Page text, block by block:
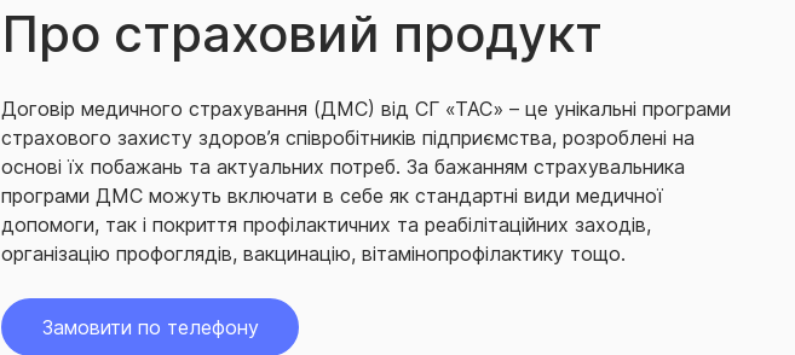
Про страховий продукт
Договір медичного страхування (ДМС) від СГ «ТАС» – це унікальні програми
страхового захисту здоров’я співробітників підприємства, розроблені на
основі їх побажань та актуальних потреб. За бажанням страхувальника
програми ДМС можуть включати в себе як стандартні види медичної
допомоги, так і покриття профілактичних та реабілітаційних заходів,
організацію профоглядів, вакцинацію, вітамінопрофілактику тощо.
Замовити по телефону